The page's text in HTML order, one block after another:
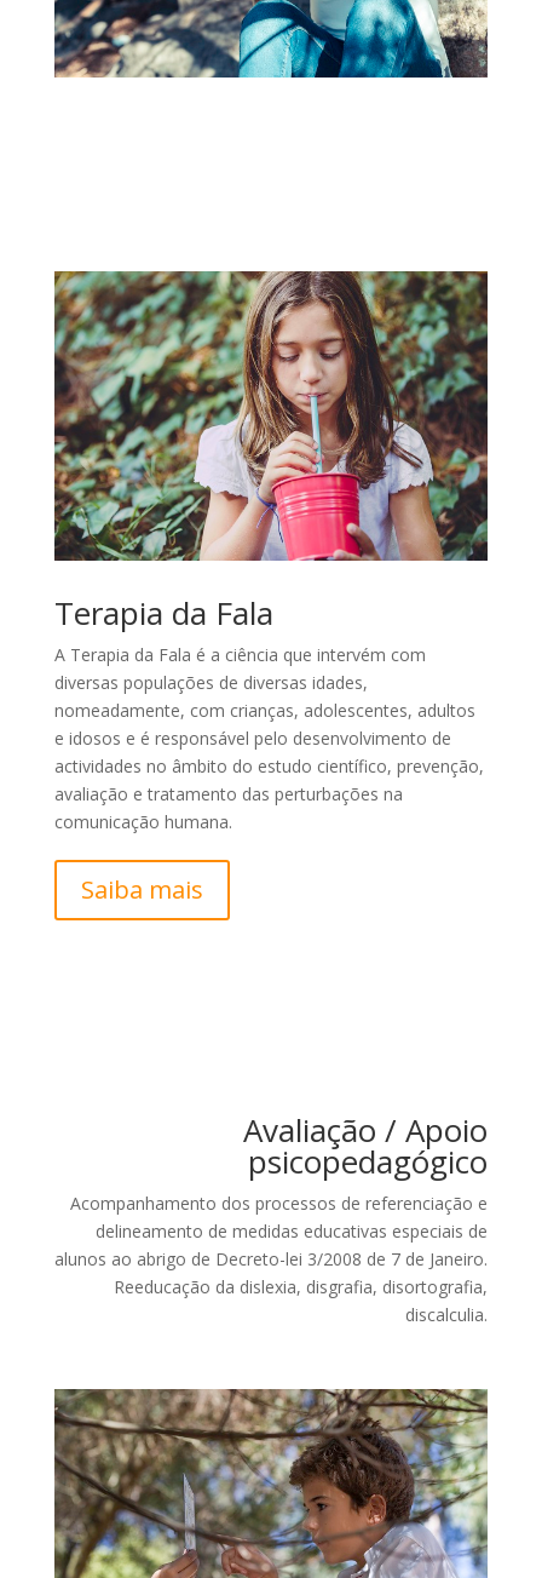
Terapia da Fala
A Terapia da Fala é a ciência que intervém com
diversas populações de diversas idades,
nomeadamente, com crianças, adolescentes, adultos
e idosos e é responsável pelo desenvolvimento de
actividades no âmbito do estudo científico, prevenção,
avaliação e tratamento das perturbações na
comunicação humana.
Saiba mais
Avaliação / Apoio
psicopedagógico
Acompanhamento dos processos de referenciação e
delineamento de medidas educativas especiais de
alunos ao abrigo de Decreto-lei 3/2008 de 7 de Janeiro.
Reeducação da dislexia, disgrafia, disortografia,
discalculia.